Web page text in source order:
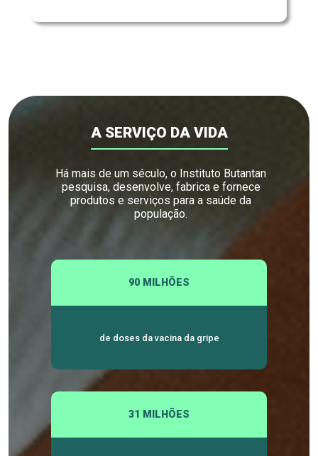
A SERVIÇO DA VIDA
Há mais de um século, o Instituto Butantan
pesquisa, desenvolve, fabrica e fornece
produtos e serviços para a saúde da
população.
90 MILHÕES
de doses da vacina da gripe
31 MILHÕES